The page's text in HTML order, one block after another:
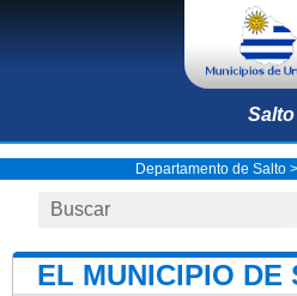
Salto
Departamento de Salto>
EL MUNICIPIO DE